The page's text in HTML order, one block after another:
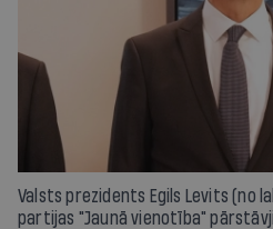
Valsts prezidents Egils Levits (no
partijas "Jaunā vienotība"